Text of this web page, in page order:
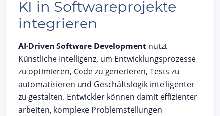
KI in Softwareprojekte
integrieren
AI-Driven Software Development nutzt
Künstliche Intelligenz, um Entwicklungsprozesse
zu optimieren, Code zu generieren, Tests zu
automatisieren und Geschäftslogik intelligenter
zu gestalten. Entwickler können damit effizienter
arbeiten, komplexe Problemstellungen